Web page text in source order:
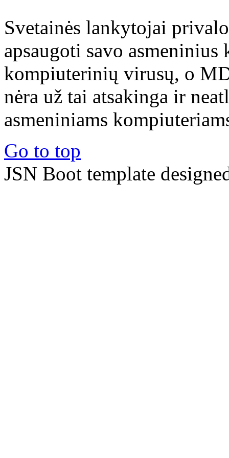
Svetainės lankytojai
apsaugoti savo
kompiuterinių virusų, o
nėra už tai atsakinga ir
asmeniniams
Go to top
JSN Boot template